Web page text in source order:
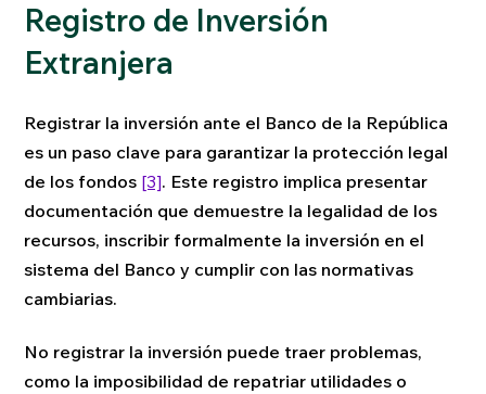
Registro de Inversión
Extranjera
Registrar la inversión ante el Banco de la República
es un paso clave para garantizar la protección legal
de los fondos [3]. Este registro implica presentar
documentación que demuestre la legalidad de los
recursos, inscribir formalmente la inversión en el
sistema del Banco y cumplir con las normativas
cambiarias.
No registrar la inversión puede traer problemas,
como la imposibilidad de repatriar utilidades o